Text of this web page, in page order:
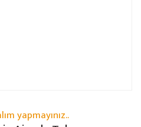
yapmayınız..